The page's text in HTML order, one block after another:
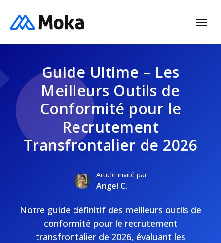
Guide Ultime – Les
Meilleurs Outils de
Conformité pour le
Recrutement
Transfrontalier de 2026
Article invité par
Angel C.
Notre guide définitif des meilleurs outils de
conformité pour le recrutement
transfrontalier de 2026, évaluant les